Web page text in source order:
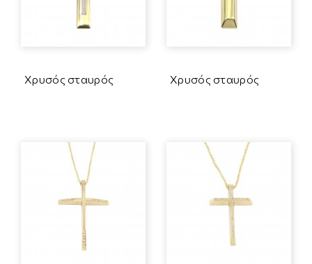
Χρυσός σταυρός Χρυσός σταυρός